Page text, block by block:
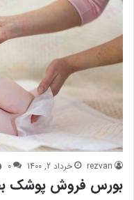
rezvan خرداد 2, 1400 0
بورس فروش پوشک